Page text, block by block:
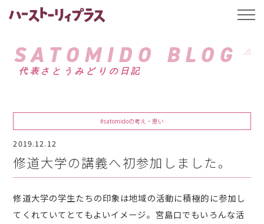
ハーストーリィプ
SATOMIDO BLOG
代表さとうみどりの日記
#satomidoの考え・思い
2019.12.12
修道大学の講義へ初参加しました。
修道大学の学生たちの印象は地域の活動に積極的に参加し
てくれていてとてもよいイメージ。宮島口でもいろんな活
t
l
a